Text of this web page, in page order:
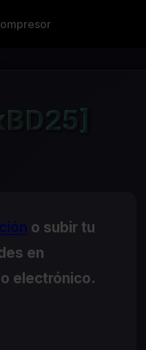
o subir tu
en
electrónico.